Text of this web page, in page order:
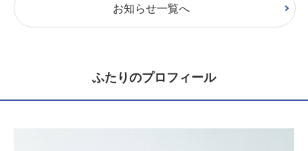
お知らせ一覧へ
ふたりのプロフィール